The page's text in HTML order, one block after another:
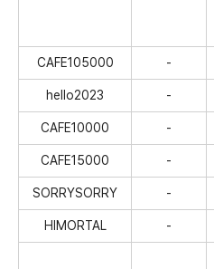
CAFE105000 -
hello2023 -
CAFE10000 -
CAFE15000 -
SORRYSORRY -
HIMORTAL -